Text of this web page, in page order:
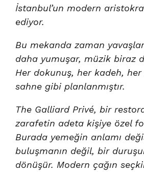
İstanbul’un modern
ediyor.
Bu mekanda zaman
daha yumuşar, müzik biraz
Her dokunuş, her kadeh,
sahne gibi planlanmıştır.
The Galliard Privé, bir
zarafetin adeta kişiye özel
Burada yemeğin anlamı
buluşmanın değil, bir
dönüşür. Modern çağın